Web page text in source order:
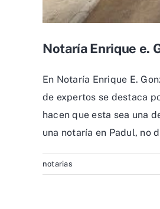
Notaría Enrique e.
En Notaría Enrique E.
de expertos se destaca
hacen que esta sea una
una notaría en Padul, no
notarias